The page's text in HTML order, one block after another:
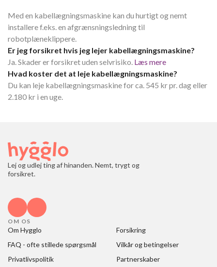
Med en kabellægningsmaskine kan du hurtigt og nemt
installere f.eks. en afgrænsningsledning til
robotplæneklippere.
Er jeg forsikret hvis jeg lejer kabellægningsmaskine?
Ja. Skader er forsikret uden selvrisiko. Læs mere
Hvad koster det at leje kabellægningsmaskine?
Du kan leje kabellægningsmaskine for ca. 545 kr pr. dag eller
2.180 kr i en uge.
Lej og udlej ting af hinanden. Nemt, trygt og
forsikret.
OM OS
Om Hygglo
Forsikring
FAQ - ofte stillede spørgsmål
Vilkår og betingelser
Privatlivspolitik
Partnerskaber